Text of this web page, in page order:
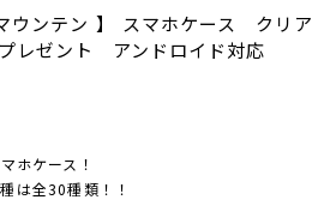
ウンテン 】 スマホケース クリア
ゼント アンドロイド対応
ホケース！
は全30種類！！